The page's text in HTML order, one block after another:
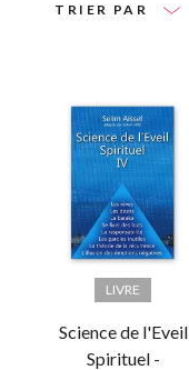
TRIER PAR
LIVRE
Science de l'Eveil
Spirituel -